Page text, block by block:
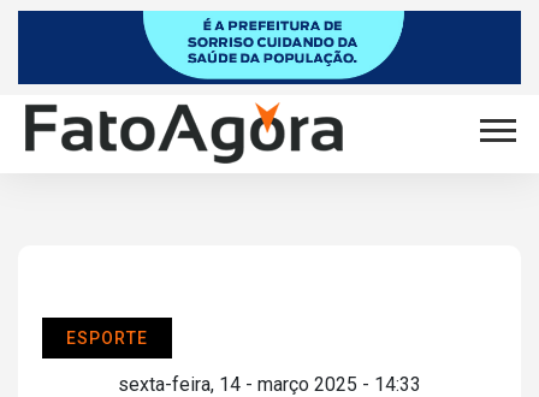
ESPORTE
sexta-feira, 14 - março 2025 - 14:33